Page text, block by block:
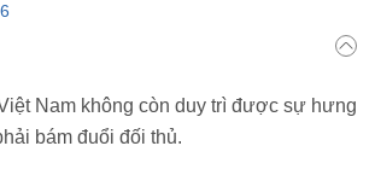
Nam không còn duy trì được sự hưng
bám đuổi đối thủ.